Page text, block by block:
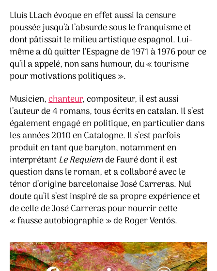
Lluís LLach évoque en effet aussi la censure
poussée jusqu’à l’absurde sous le franquisme et
dont pâtissait le milieu artistique espagnol. Lui-
même a dû quitter l’Espagne de 1971 à 1976 pour ce
qu’il a appelé, non sans humour, du « tourisme
pour motivations politiques ».
Musicien,chanteur, compositeur, il est aussi
l’auteur de 4 romans, tous écrits en catalan. Il s’est
également engagé en politique, en particulier dans
les années 2010 en Catalogne. Il s’est parfois
produit en tant que baryton, notamment en
interprétant Le Requiemde Fauré dont il est
question dans le roman, et a collaboré avec le
ténor d’origine barcelonaise José Carreras. Nul
doute qu’il s’est inspiré de sa propre expérience et
de celle de José Carreras pour nourrir cette
« fausse autobiographie » de Roger Ventós.